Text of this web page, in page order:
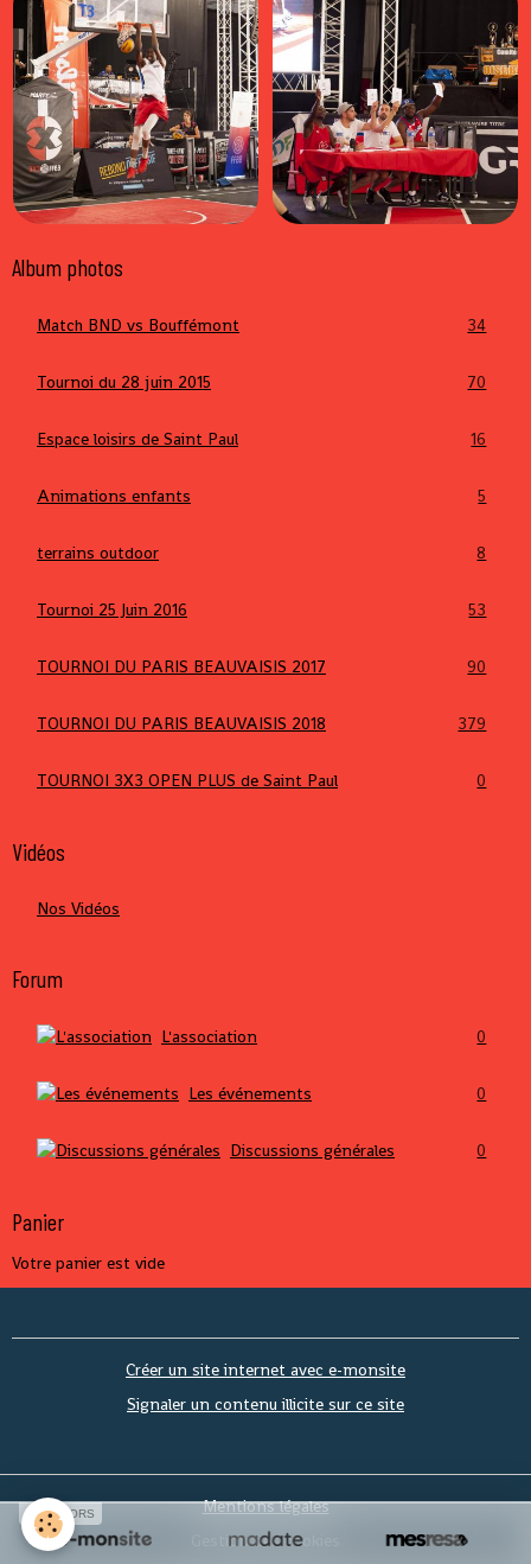
Album photos
Match BND vs Bouffémont 34
Tournoi du 28 juin 2015 70
Espace loisirs de Saint Paul 16
Animations enfants 5
terrains outdoor 8
Tournoi 25 Juin 2016 53
TOURNOI DU PARIS BEAUVAISIS 2017 90
TOURNOI DU PARIS BEAUVAISIS 2018 379
TOURNOI 3X3 OPEN PLUS de Saint Paul 0
Vidéos
Nos Vidéos
Forum
L'association 0
Les événements 0
Discussions générales 0
Panier
Votre panier est vide
Créer un site internet avec e-monsite
Signaler un contenu illicite sur ce site
Mentions légales
Gestion des cookies
SPONSORS